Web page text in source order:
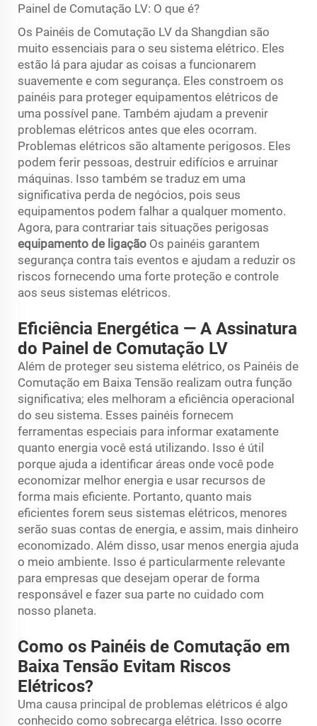
Painel de Comutação LV: O que é?
Os Painéis de Comutação LV da Shangdian são
muito essenciais para o seu sistema elétrico. Eles
estão lá para ajudar as coisas a funcionarem
suavemente e com segurança. Eles constroem os
painéis para proteger equipamentos elétricos de
uma possível pane. Também ajudam a prevenir
problemas elétricos antes que eles ocorram.
Problemas elétricos são altamente perigosos. Eles
podem ferir pessoas, destruir edifícios e arruinar
máquinas. Isso também se traduz em uma
significativa perda de negócios, pois seus
equipamentos podem falhar a qualquer momento.
Agora, para contrariar tais situações perigosas
equipamento de ligação Os painéis garantem
segurança contra tais eventos e ajudam a reduzir os
riscos fornecendo uma forte proteção e controle
aos seus sistemas elétricos.
Eficiência Energética — A Assinatura
do Painel de Comutação LV
Além de proteger seu sistema elétrico, os Painéis de
Comutação em Baixa Tensão realizam outra função
significativa; eles melhoram a eficiência operacional
do seu sistema. Esses painéis fornecem
ferramentas especiais para informar exatamente
quanto energia você está utilizando. Isso é útil
porque ajuda a identificar áreas onde você pode
economizar melhor energia e usar recursos de
forma mais eficiente. Portanto, quanto mais
eficientes forem seus sistemas elétricos, menores
serão suas contas de energia, e assim, mais dinheiro
economizado. Além disso, usar menos energia ajuda
o meio ambiente. Isso é particularmente relevante
para empresas que desejam operar de forma
responsável e fazer sua parte no cuidado com
nosso planeta.
Como os Painéis de Comutação em
Baixa Tensão Evitam Riscos
Elétricos?
Uma causa principal de problemas elétricos é algo
conhecido como sobrecarga elétrica. Isso ocorre